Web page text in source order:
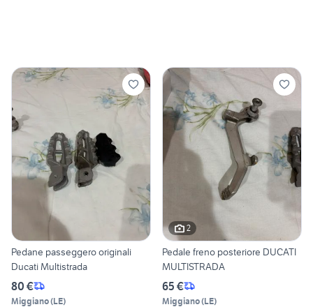
Pedane passeggero originali
Ducati Multistrada
80 €
Miggiano(LE)
2
Pedale freno posteriore DUCATI
MULTISTRADA
65 €
Miggiano(LE)